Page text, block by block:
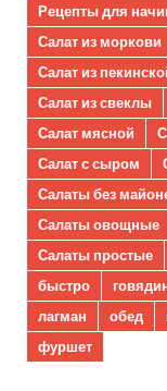
Рецепты для
Салат из моркови
Салат из
Салат из свеклы
Салат мясной
Салат с сыром
Салаты без
Салаты овощные
Салаты простые
быстро
лагман
обед
фуршет